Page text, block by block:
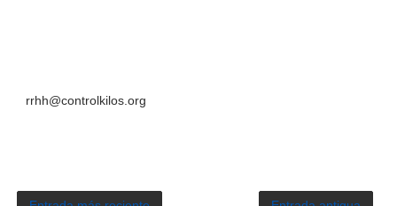
rrhh@controlkilos.org